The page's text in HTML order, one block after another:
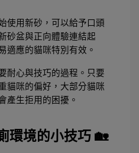
使用新砂，可以給予口頭
砂盆與正向體驗連結起
適應的貓咪特別有效。
耐心與技巧的過程。只要
貓咪的偏好，大部分貓咪
產生拒用的困擾。
環境的小技巧 🏡